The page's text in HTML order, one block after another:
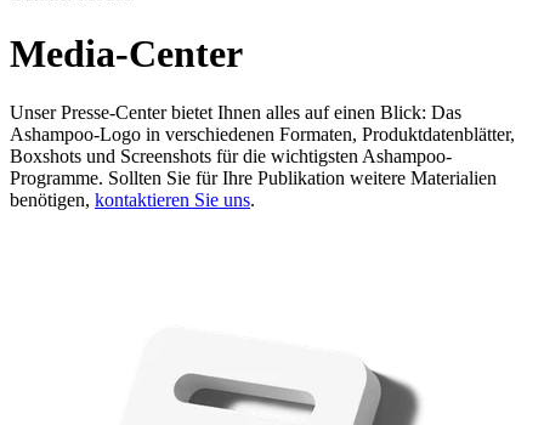
Media-Center
Unser Presse-Center bietet Ihnen alles auf einen Blick: Das
Ashampoo-Logo in verschiedenen Formaten, Produktdatenblätter,
Boxshots und Screenshots für die wichtigsten Ashampoo-
Programme. Sollten Sie für Ihre Publikation weitere Materialien
benötigen, kontaktieren Sie uns.